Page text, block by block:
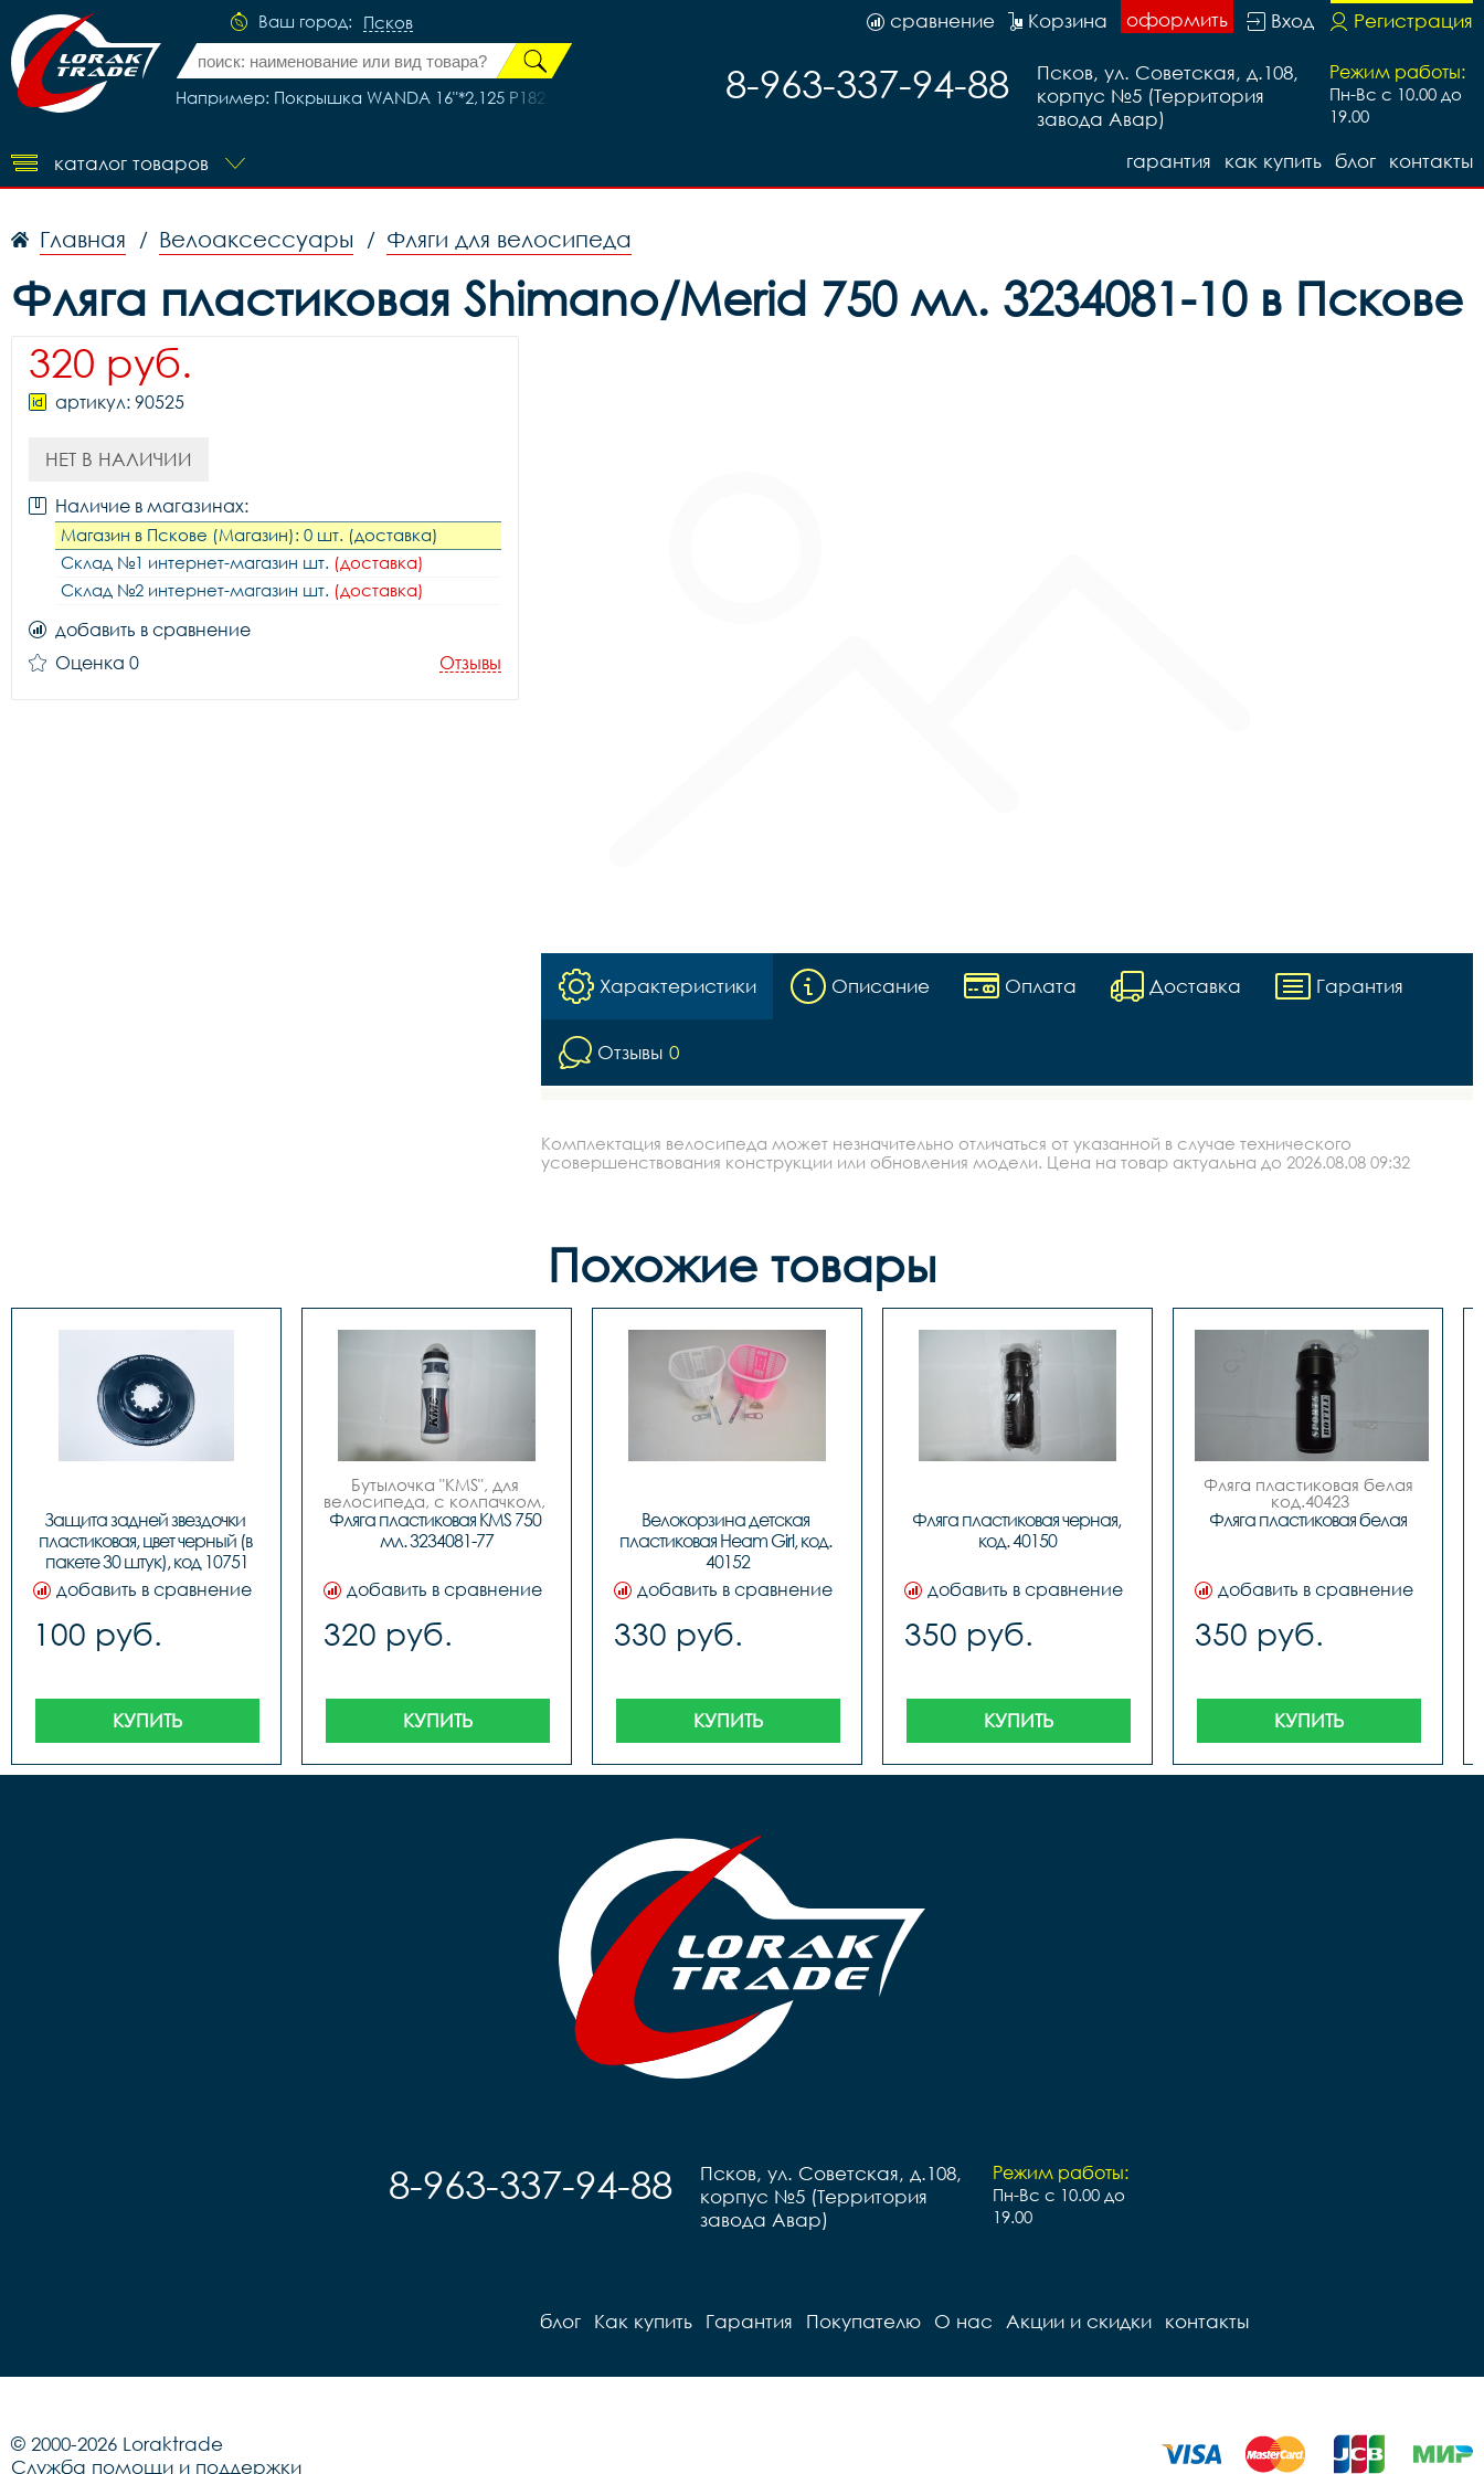
Ваш город: Псков
Например: Покрышка WANDA 16"*2,125 P182 елочка, код 50203
Регистрация
Вход
оформить
Корзина
сравнение
Режим работы:
Пн-Вс с 10.00 до
19.00
Псков, ул. Советская, д.108,
корпус №5 (Территория
завода Авар)
8-963-337-94-88
каталог товаров контакты
блог
как купить
гарантия
Главная / Велоаксессуары / Фляги для велосипеда
Фляга пластиковая Shimano/Merid 750 мл. 3234081-10 в Пскове
320 руб.
артикул: 90525
НЕТ В НАЛИЧИИ
Наличие в магазинах:
Магазин в Пскове (Магазин): 0 шт. (доставка)
Склад №1 интернет-магазин шт. (доставка)
Склад №2 интернет-магазин шт. (доставка)
добавить в сравнение
Оценка 0
Отзывы
Характеристики Описание Оплата Доставка Гарантия
Отзывы 0
Комплектация велосипеда может незначительно отличаться от указанной в случае технического
усовершенствования конструкции или обновления модели. Цена на товар актуальна до 2026.08.08 09:32
Похожие товары
Защита задней звездочки
пластиковая, цвет черный (в
пакете 30 штук), код 10751
добавить в сравнение
100 руб.
КУПИТЬ
Бутылочка "KMS", для
велосипеда, с колпачком,
пластиковая, 750мл, 3
цвета (бело/синие, бело/
красные, бело/зеленые),
Фляга пластиковая KMS 750
мл. 3234081-77
добавить в сравнение
320 руб.
КУПИТЬ
Велокорзина детская
пластиковая Heam Girl, код.
40152
добавить в сравнение
330 руб.
КУПИТЬ
Фляга пластиковая черная,
код. 40150
добавить в сравнение
350 руб.
КУПИТЬ
Фляга пластиковая белая
код.40423
Фляга пластиковая белая
добавить в сравнение
350 руб.
КУПИТЬ
Режим работы:
Пн-Вс с 10.00 до
19.00
Псков, ул. Советская, д.108,
корпус №5 (Территория
завода Авар)
8-963-337-94-88
блог Как купить Гарантия Покупателю О нас Акции и скидки контакты
© 2000-2026 Loraktrade
Служба помощи и поддержки